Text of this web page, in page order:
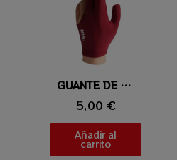
Vista rápidaGUANTE DE BILLAR IBS BURDEOS
5,00 €
Añadir al
carrito